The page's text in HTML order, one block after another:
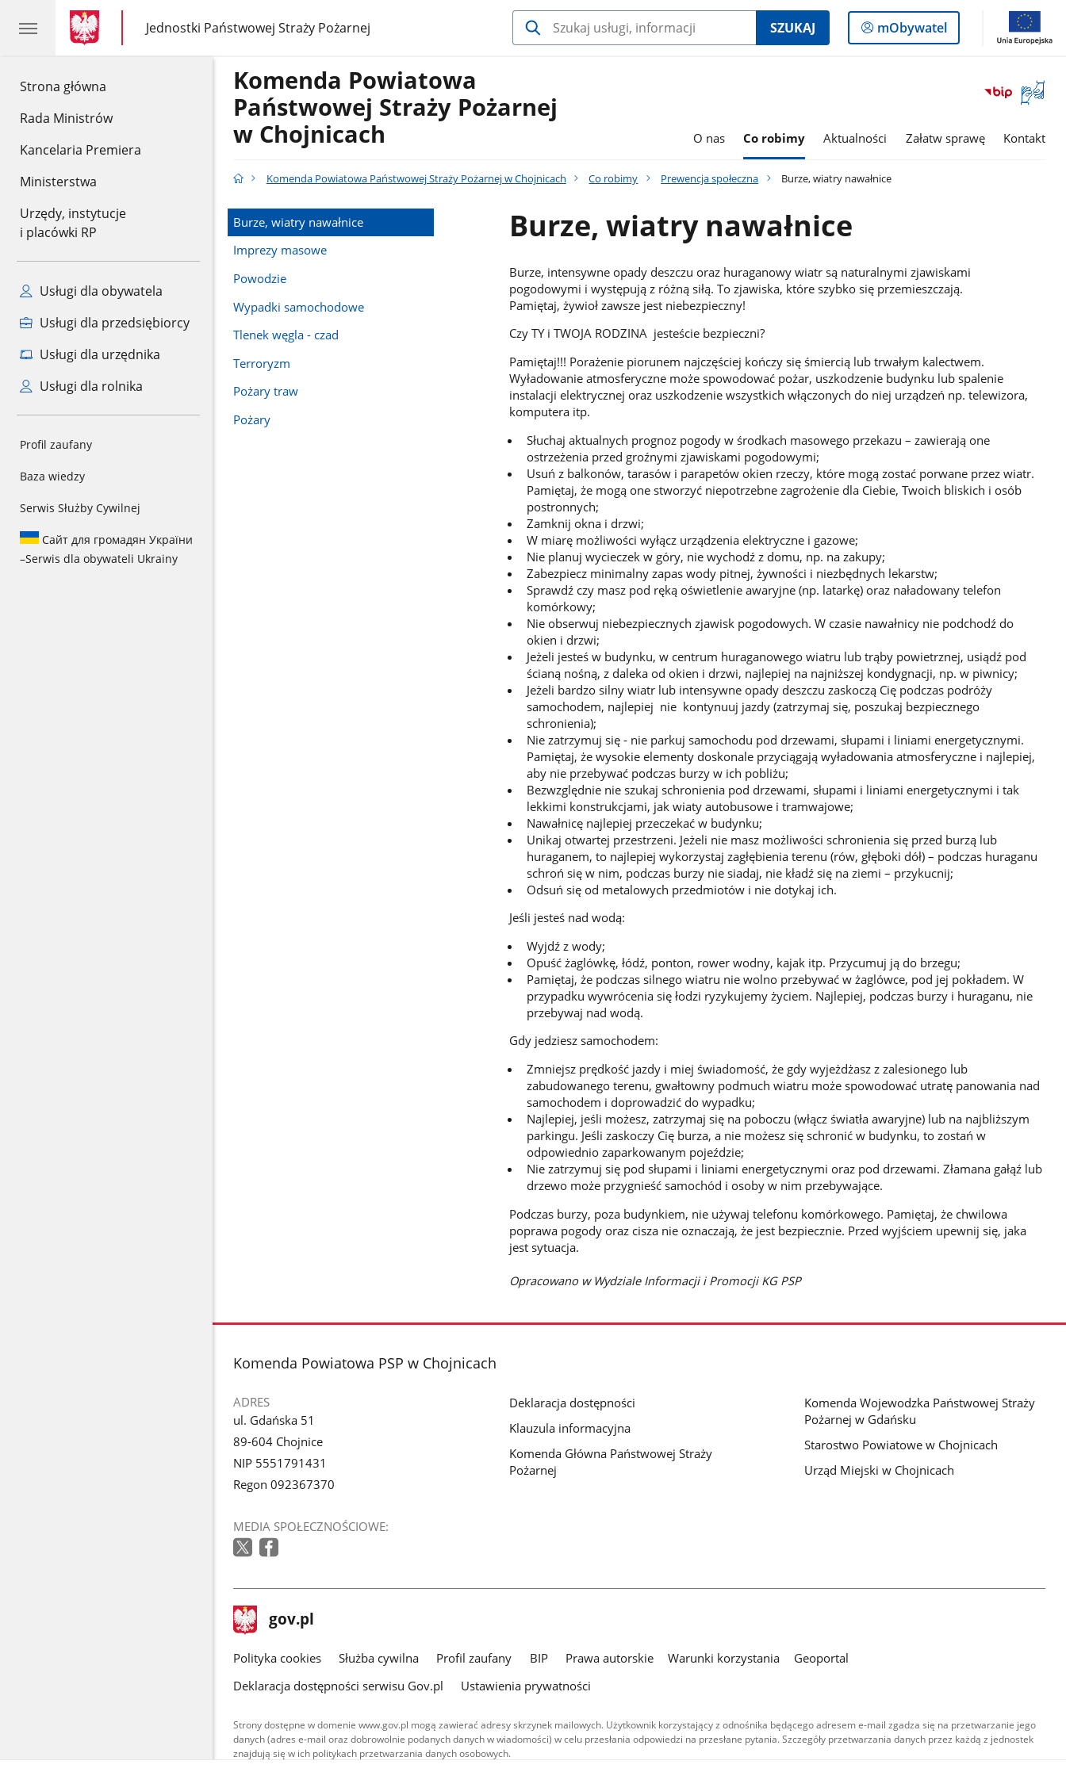
Strona główna
Rada Ministrów
Kancelaria Premiera
Ministerstwa
Urzędy, instytucje
i placówki RP
Usługi dla obywatela
Usługi dla przedsiębiorcy
Usługi dla urzędnika
Usługi dla rolnika
Profil zaufany
Baza wiedzy
Serwis Służby Cywilnej
Сайт для громадян України
–Serwis dla obywateli Ukrainy
gov.pl
gov.pl
Jednostki Państwowej Straży Pożarnej
gov.pl
Jednostki
Państwowej
SZUKAJ
Logowanie
do
mObywatel
Otwórz
okno
Komenda Powiatowa
Państwowej Straży Pożarnej
w Chojnicach
O nas Co robimy Aktualności Załatw sprawę Kontakt
Komenda Powiatowa Państwowej Straży Pożarnej w Chojnicach Co robimy Prewencja społeczna Burze, wiatry nawałnice
Burze, wiatry nawałnice
Imprezy masowe
Powodzie
Wypadki samochodowe
Tlenek węgla - czad
Terroryzm
Pożary traw
Pożary
Burze, wiatry nawałnice
Burze, intensywne opady deszczu oraz huraganowy wiatr są naturalnymi zjawiskami
pogodowymi i występują z różną siłą. To zjawiska, które szybko się przemieszczają.
Pamiętaj, żywioł zawsze jest niebezpieczny!
Czy TY i TWOJA RODZINA jesteście bezpieczni?
Pamiętaj!!! Porażenie piorunem najczęściej kończy się śmiercią lub trwałym kalectwem.
Wyładowanie atmosferyczne może spowodować pożar, uszkodzenie budynku lub spalenie
instalacji elektrycznej oraz uszkodzenie wszystkich włączonych do niej urządzeń np. telewizora,
komputera itp.
Słuchaj aktualnych prognoz pogody w środkach masowego przekazu – zawierają one
ostrzeżenia przed groźnymi zjawiskami pogodowymi;
Usuń z balkonów, tarasów i parapetów okien rzeczy, które mogą zostać porwane przez wiatr.
Pamiętaj, że mogą one stworzyć niepotrzebne zagrożenie dla Ciebie, Twoich bliskich i osób
postronnych;
Zamknij okna i drzwi;
W miarę możliwości wyłącz urządzenia elektryczne i gazowe;
Nie planuj wycieczek w góry, nie wychodź z domu, np. na zakupy;
Zabezpiecz minimalny zapas wody pitnej, żywności i niezbędnych lekarstw;
Sprawdź czy masz pod ręką oświetlenie awaryjne (np. latarkę) oraz naładowany telefon
komórkowy;
Nie obserwuj niebezpiecznych zjawisk pogodowych. W czasie nawałnicy nie podchodź do
okien i drzwi;
Jeżeli jesteś w budynku, w centrum huraganowego wiatru lub trąby powietrznej, usiądź pod
ścianą nośną, z daleka od okien i drzwi, najlepiej na najniższej kondygnacji, np. w piwnicy;
Jeżeli bardzo silny wiatr lub intensywne opady deszczu zaskoczą Cię podczas podróży
samochodem, najlepiej nie kontynuuj jazdy (zatrzymaj się, poszukaj bezpiecznego
schronienia);
Nie zatrzymuj się - nie parkuj samochodu pod drzewami, słupami i liniami energetycznymi.
Pamiętaj, że wysokie elementy doskonale przyciągają wyładowania atmosferyczne i najlepiej,
aby nie przebywać podczas burzy w ich pobliżu;
Bezwzględnie nie szukaj schronienia pod drzewami, słupami i liniami energetycznymi i tak
lekkimi konstrukcjami, jak wiaty autobusowe i tramwajowe;
Nawałnicę najlepiej przeczekać w budynku;
Unikaj otwartej przestrzeni. Jeżeli nie masz możliwości schronienia się przed burzą lub
huraganem, to najlepiej wykorzystaj zagłębienia terenu (rów, głęboki dół) – podczas huraganu
schroń się w nim, podczas burzy nie siadaj, nie kładź się na ziemi – przykucnij;
Odsuń się od metalowych przedmiotów i nie dotykaj ich.
Jeśli jesteś nad wodą:
Wyjdź z wody;
Opuść żaglówkę, łódź, ponton, rower wodny, kajak itp. Przycumuj ją do brzegu;
Pamiętaj, że podczas silnego wiatru nie wolno przebywać w żaglówce, pod jej pokładem. W
przypadku wywrócenia się łodzi ryzykujemy życiem. Najlepiej, podczas burzy i huraganu, nie
przebywaj nad wodą.
Gdy jedziesz samochodem:
Zmniejsz prędkość jazdy i miej świadomość, że gdy wyjeżdżasz z zalesionego lub
zabudowanego terenu, gwałtowny podmuch wiatru może spowodować utratę panowania nad
samochodem i doprowadzić do wypadku;
Najlepiej, jeśli możesz, zatrzymaj się na poboczu (włącz światła awaryjne) lub na najbliższym
parkingu. Jeśli zaskoczy Cię burza, a nie możesz się schronić w budynku, to zostań w
odpowiednio zaparkowanym pojeździe;
Nie zatrzymuj się pod słupami i liniami energetycznymi oraz pod drzewami. Złamana gałąź lub
drzewo może przygnieść samochód i osoby w nim przebywające.
Podczas burzy, poza budynkiem, nie używaj telefonu komórkowego. Pamiętaj, że chwilowa
poprawa pogody oraz cisza nie oznaczają, że jest bezpiecznie. Przed wyjściem upewnij się, jaka
jest sytuacja.
Opracowano w Wydziale Informacji i Promocji KG PSP
stopka
Komenda Powiatowa PSP w Chojnicach
ADRES
ul. Gdańska 51
89-604 Chojnice
NIP 5551791431
Regon 092367370
MEDIA SPOŁECZNOŚCIOWE:
Deklaracja dostępności
Klauzula informacyjna
Komenda Główna Państwowej Straży
Pożarnej
Komenda Wojewodzka Państwowej Straży
Pożarnej w Gdańsku
Starostwo Powiatowe w Chojnicach
Urząd Miejski w Chojnicach
stopka
gov.pl Strona
gov.pl
gov.pl
Polityka cookies Służba cywilna Profil zaufany BIP Prawa autorskie Warunki korzystania
Geoportal
Deklaracja dostępności serwisu Gov.pl
Ustawienia prywatności
Strony dostępne w domenie www.gov.pl mogą zawierać adresy skrzynek mailowych. Użytkownik korzystający z odnośnika będącego adresem e-mail zgadza się na przetwarzanie jego
danych (adres e-mail oraz dobrowolnie podanych danych w wiadomości) w celu przesłania odpowiedzi na przesłane pytania. Szczegóły przetwarzania danych przez każdą z jednostek
znajdują się w ich politykach przetwarzania danych osobowych.